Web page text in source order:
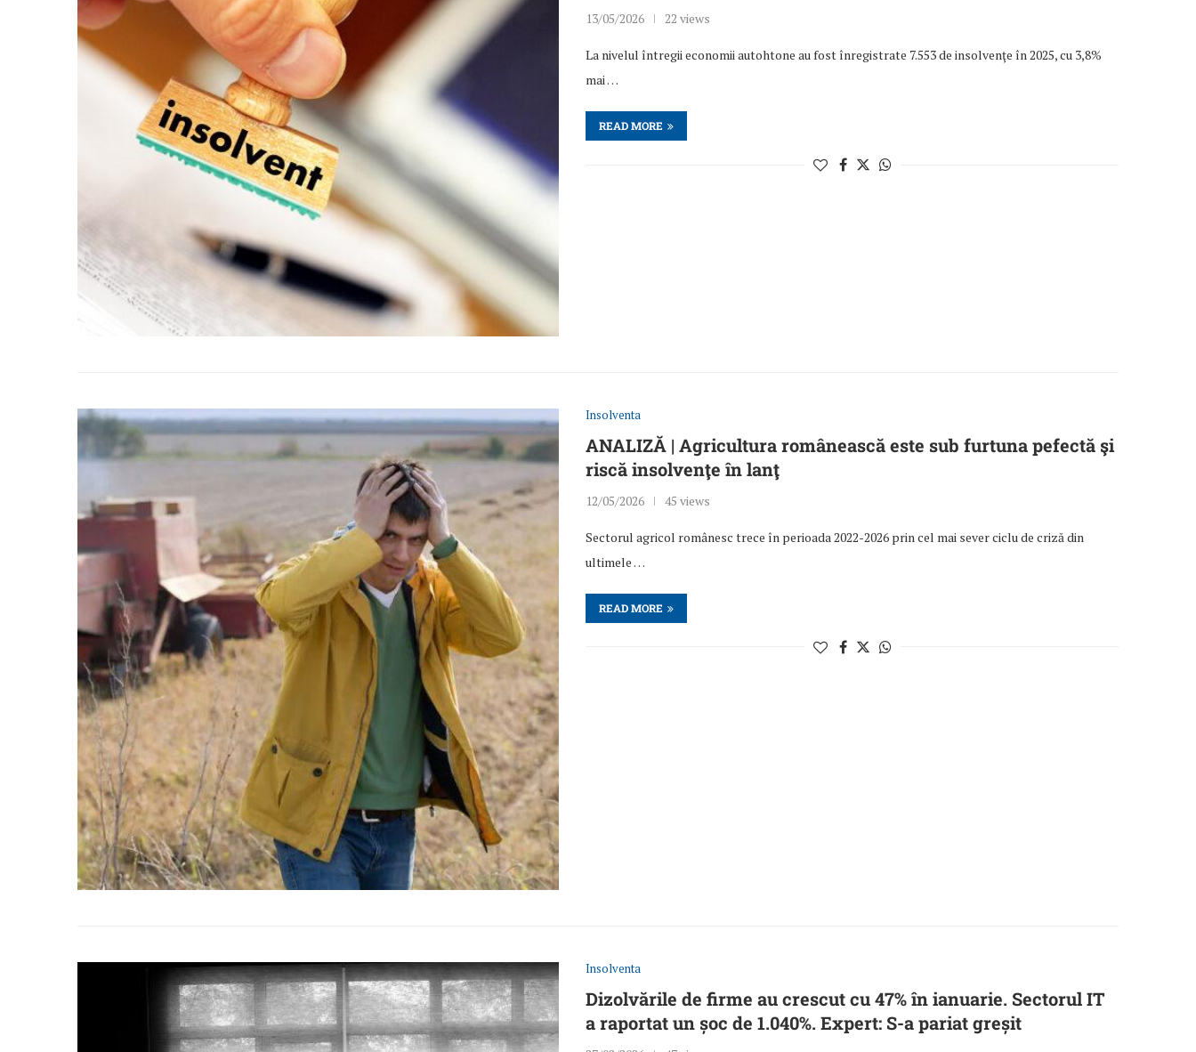
13/05/2026 22 views
La nivelul întregii economii autohtone au fost înregistrate 7.553 de insolvenţe în 2025, cu 3,8%
mai …
READ MORE
Insolventa
ANALIZĂ | Agricultura românească este sub furtuna pefectă şi
riscă insolvenţe în lanţ
12/05/2026 45 views
Sectorul agricol românesc trece în perioada 2022-2026 prin cel mai sever ciclu de criză din
ultimele …
READ MORE
Insolventa
Dizolvările de firme au crescut cu 47% în ianuarie. Sectorul IT
a raportat un șoc de 1.040%. Expert: S-a pariat greșit